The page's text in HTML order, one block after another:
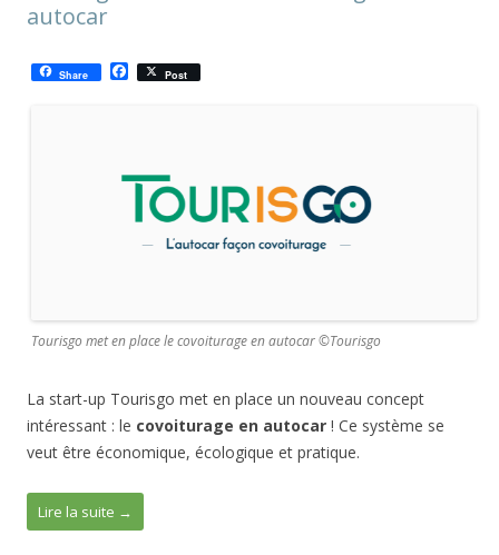
autocar
Share
a
o
Post
Tourisgo met en place le covoiturage en autocar ©Tourisgo
La start-up Tourisgo met en place un nouveau concept
intéressant : le covoiturage en autocar ! Ce système se
veut être économique, écologique et pratique.
Lire la suite →